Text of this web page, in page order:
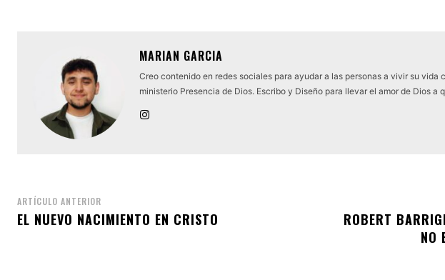
MARIAN GARCIA
Creo contenido en redes sociales para ayudar a las personas a vivir su vida
ministerio Presencia de Dios. Escribo y Diseño para llevar el amor de Dios a
ARTÍCULO ANTERIOR
EL NUEVO NACIMIENTO EN CRISTO
ROBERT
NO